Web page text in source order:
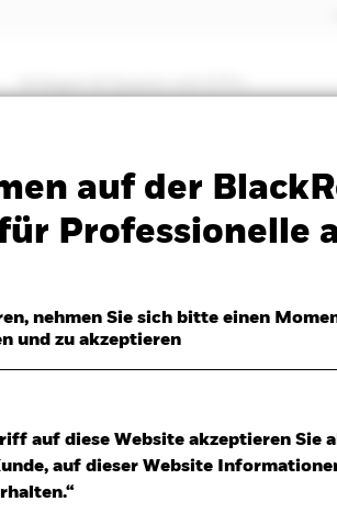
auf der
Professionelle
nehmen Sie sich bitte einen
und zu akzeptieren
auf diese Website akzeptieren Sie
auf dieser Website